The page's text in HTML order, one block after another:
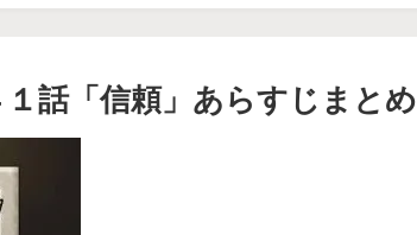
話「信頼」あらすじまとめ